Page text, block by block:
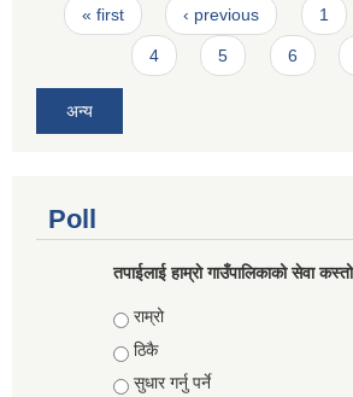
Pages
« first ‹ previous 1
4 5 6
अन्य
Poll
तपाईलाई हाम्राे गाउँपालिकाको सेवा
Choices
राम्रो
ठिकै
सुधार गर्नु पर्ने